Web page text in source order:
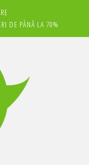
DE PÂNĂ LA 70%